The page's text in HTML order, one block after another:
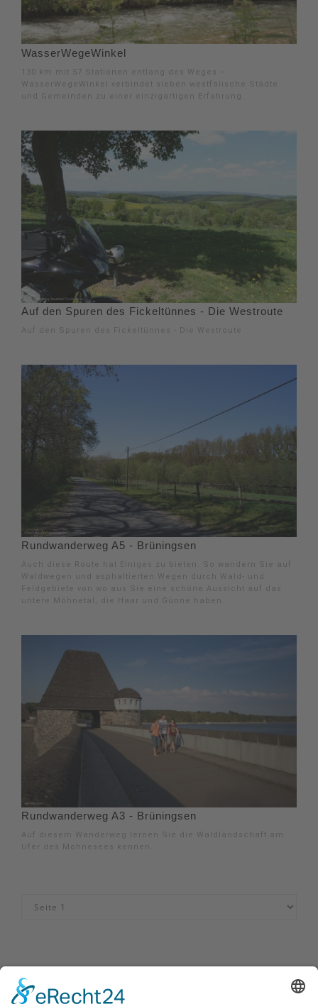
WasserWegeWinkel
130 km mit 57 Stationen entlang des Weges –
WasserWegeWinkel verbindet sieben westfälische Städte
und Gemeinden zu einer einzigartigen Erfahrung.
Auf den Spuren des Fickeltünnes - Die Westroute
Auf den Spuren des Fickeltünnes - Die Westroute
Rundwanderweg A5 - Brüningsen
Auch diese Route hat Einiges zu bieten. So wandern Sie auf
Waldwegen und asphaltierten Wegen durch Wald- und
Feldgebiete von wo aus Sie eine schöne Aussicht auf das
untere Möhnetal, die Haar und Günne haben.
Rundwanderweg A3 - Brüningsen
Auf diesem Wanderweg lernen Sie die Waldlandschaft am
Ufer des Möhnesees kennen.